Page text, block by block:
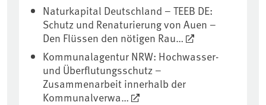
Naturkapital Deutschland – TEEB DE:
Schutz und Renaturierung von Auen –
Den Flüssen den nötigen Rau…
Kommunalagentur NRW: Hochwasser-
und Überflutungsschutz –
Zusammenarbeit innerhalb der
Kommunalverwa…